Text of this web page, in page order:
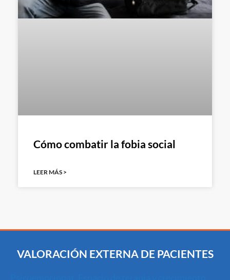
Cómo combatir la fobia social
LEER MÁS >
VALORACIÓN EXTERNA DE PACIENTES